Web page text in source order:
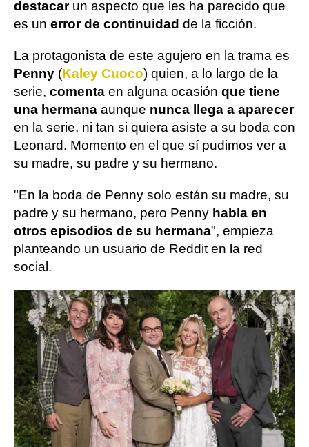
destacar un aspecto que les ha parecido que
es un error de continuidad de la ficción.
La protagonista de este agujero en la trama es
Penny (Kaley Cuoco) quien, a lo largo de la
serie, comenta en alguna ocasión que tiene
una hermana aunque nunca llega a aparecer
en la serie, ni tan si quiera asiste a su boda con
Leonard. Momento en el que sí pudimos ver a
su madre, su padre y su hermano.
"En la boda de Penny solo están su madre, su
padre y su hermano, pero Penny habla en
otros episodios de su hermana", empieza
planteando un usuario de Reddit en la red
social.